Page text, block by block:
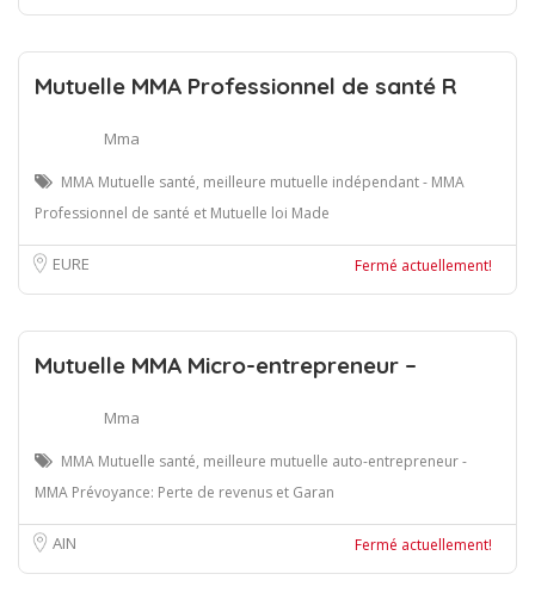
Mutuelle MMA Professionnel de santé R
Mma
MMA Mutuelle santé, meilleure mutuelle indépendant - MMA
Professionnel de santé et Mutuelle loi Made
EURE Fermé actuellement!
Mutuelle MMA Micro-entrepreneur –
Mma
MMA Mutuelle santé, meilleure mutuelle auto-entrepreneur -
MMA Prévoyance: Perte de revenus et Garan
AIN Fermé actuellement!